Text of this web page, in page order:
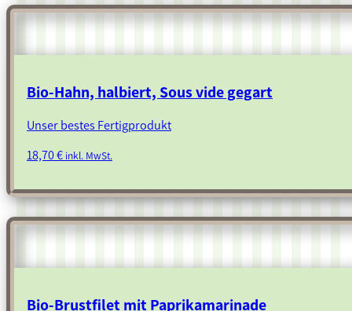
Bio-Hahn, halbiert, Sous vide gegart
Unser bestes Fertigprodukt
18,70€ inkl. MwSt.
Bio-Brustfilet mit Paprikamarinade